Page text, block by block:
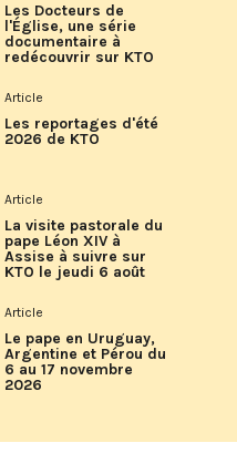
Les Docteurs de
l'Église, une série
documentaire à
redécouvrir sur KTO
Article
Les reportages d'été
2026 de KTO
Article
La visite pastorale du
pape Léon XIV à
Assise à suivre sur
KTO le jeudi 6 août
Article
Le pape en Uruguay,
Argentine et Pérou du
6 au 17 novembre
2026